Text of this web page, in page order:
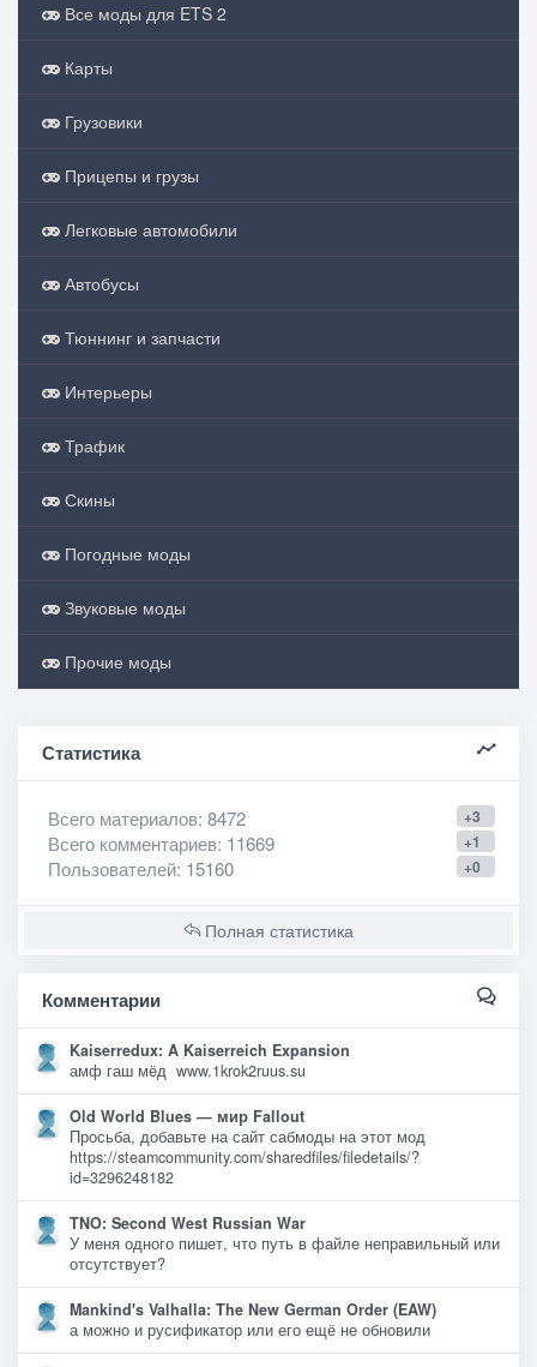
Все моды для ETS 2
Карты
Грузовики
Прицепы и грузы
Легковые автомобили
Автобусы
Тюннинг и запчасти
Интерьеры
Трафик
Скины
Погодные моды
Звуковые моды
Прочие моды
Статистика
+3
Всего материалов: 8472
+1
Всего комментариев: 11669
+0
Пользователей: 15160
Полная статистика
Комментарии
Kaiserredux: A Kaiserreich Expansion
амф гаш мёд www.1krok2ruus.su
Old World Blues — мир Fallout
Просьба, добавьте на сайт сабмоды на этот мод
https://steamcommunity.com/sharedfiles/filedetails/?
id=3296248182
TNO: Second West Russian War
У меня одного пишет, что путь в файле неправильный или
отсутствует?
Mankind's Valhalla: The New German Order (EAW)
а можно и русификатор или его ещё не обновили